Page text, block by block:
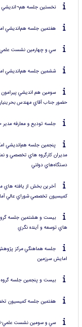
نخستين جلسه هم¬انديشي
هفتمين جلسه هم‌انديشي
سي و چهارمين نشست
ششمين جلسه هم‌انديشي
سومين هم انديشي پيرامون
حضور جناب آقاي مهندس
جلسه توديع و معارفه
پنجمين جلسه هم‌انديشي
مديران كارگروه هاي تخصصي و
دستگاه‌هاي دولتي
آخرين بخش از يافته هاي
كميسيون تخصصي شوراي عالي
بيست و هشتمين جلسه
هاي توسعه و آينده نگري
جلسه هماهنگي مركز پژوهش
امايش سرزمين
بيست و پنجمين جلسه گروه
هفتمين جلسه كميسيون
سي و سومين نشست علمي-